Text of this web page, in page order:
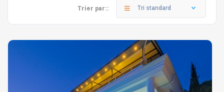
Trier par:: Tri standard